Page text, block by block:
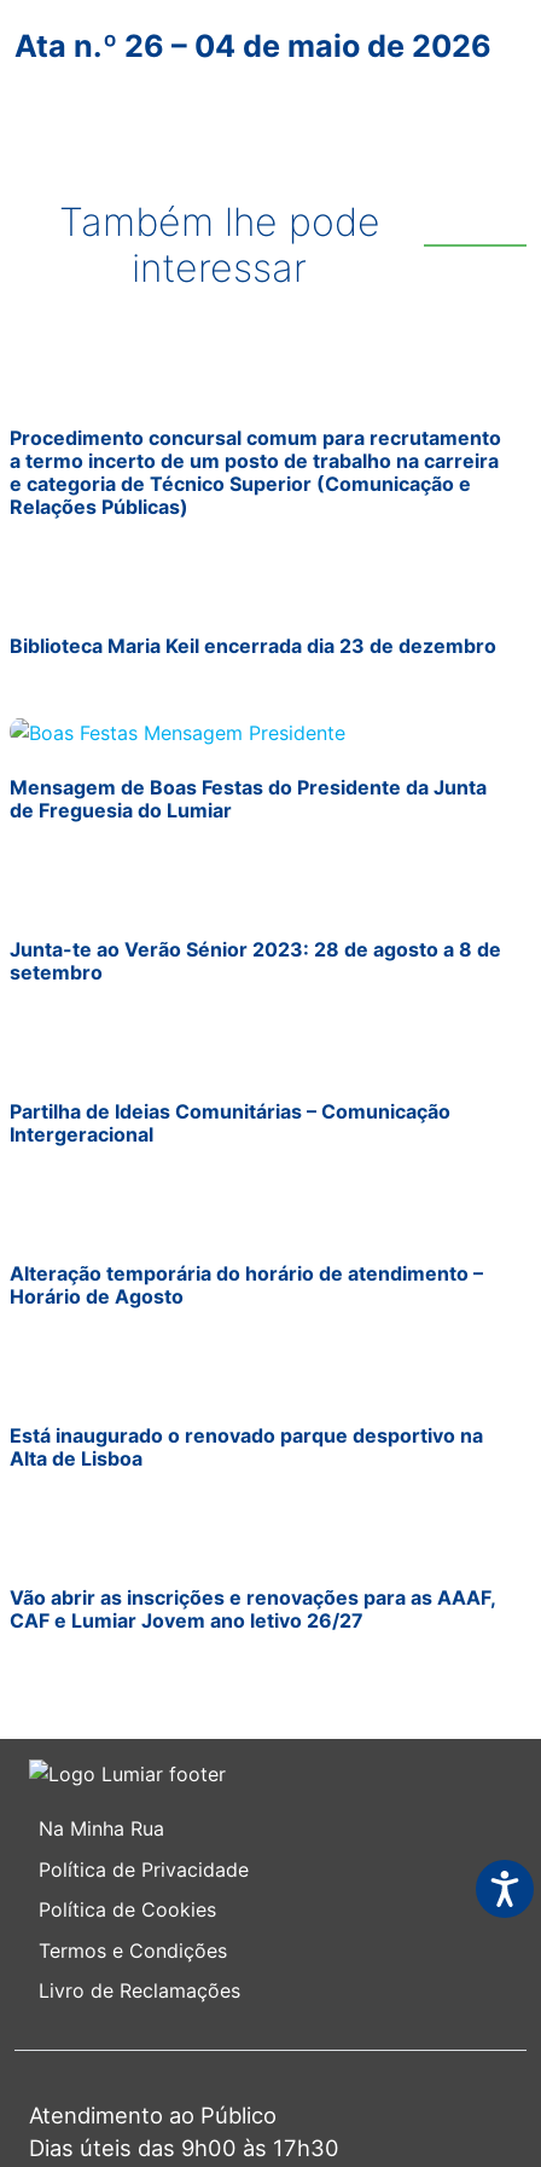
Ata n.º 26 – 04 de maio de 2026
Também lhe pode
interessar
Procedimento concursal comum para recrutamento
a termo incerto de um posto de trabalho na carreira
e categoria de Técnico Superior (Comunicação e
Relações Públicas)
Biblioteca Maria Keil encerrada dia 23 de dezembro
Mensagem de Boas Festas do Presidente da Junta
de Freguesia do Lumiar
Junta-te ao Verão Sénior 2023: 28 de agosto a 8 de
setembro
Partilha de Ideias Comunitárias – Comunicação
Intergeracional
Alteração temporária do horário de atendimento –
Horário de Agosto
Está inaugurado o renovado parque desportivo na
Alta de Lisboa
Vão abrir as inscrições e renovações para as AAAF,
CAF e Lumiar Jovem ano letivo 26/27
Na Minha Rua
Política de Privacidade
Política de Cookies
Termos e Condições
Livro de Reclamações
Atendimento ao Público
Dias úteis das 9h00 às 17h30